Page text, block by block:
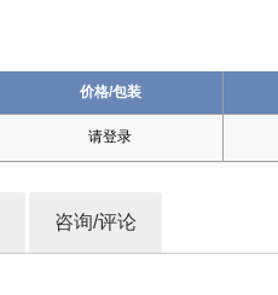
价格/包装
请登录
咨询/评论